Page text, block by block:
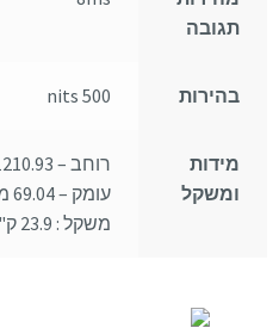
תגובה
בהירות 500 nits
מידות
ומשקל
עומק – 69.04 מ"מ
משקל : 23.9 ק"ג נטו